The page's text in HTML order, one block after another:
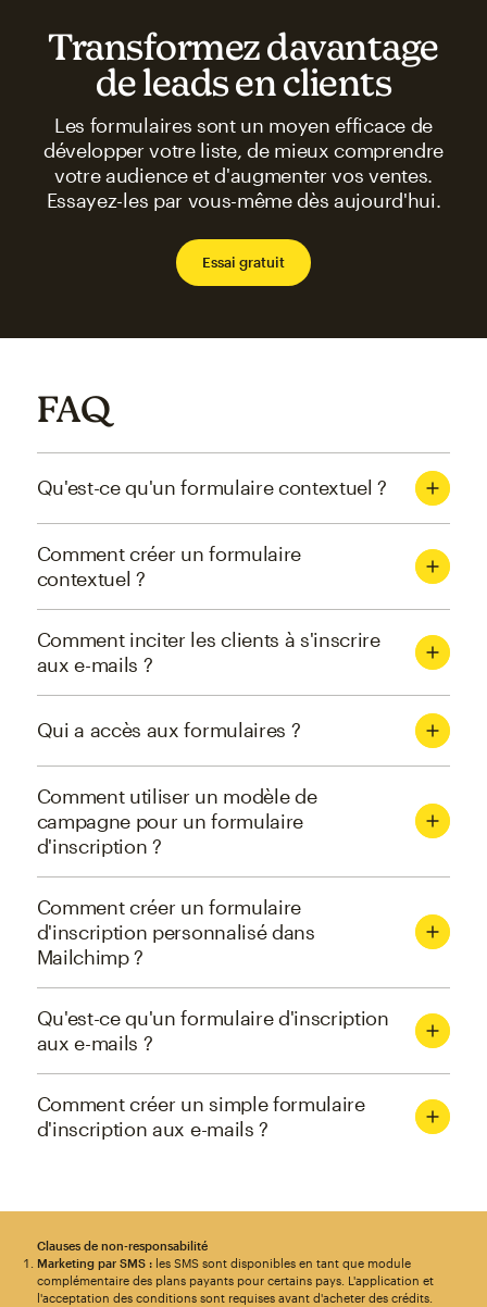
Transformez davantage
de leads en clients
Les formulaires sont un moyen efficace de
développer votre liste, de mieux comprendre
votre audience et d'augmenter vos ventes.
Essayez-les par vous-même dès aujourd'hui.
Essai gratuit
FAQ
Qu'est-ce qu'un formulaire contextuel ?
Comment créer un formulaire
contextuel ?
Comment inciter les clients à s'inscrire
aux e-mails ?
Qui a accès aux formulaires ?
Comment utiliser un modèle de
campagne pour un formulaire
d'inscription ?
Comment créer un formulaire
d'inscription personnalisé dans
Mailchimp ?
Qu'est-ce qu'un formulaire d'inscription
aux e-mails ?
Comment créer un simple formulaire
d'inscription aux e-mails ?
Clauses de non-responsabilité
Marketing par SMS :les SMS sont disponibles en tant que module
complémentaire des plans payants pour certains pays. L'application et
l'acceptation des conditions sont requises avant d'acheter des crédits.